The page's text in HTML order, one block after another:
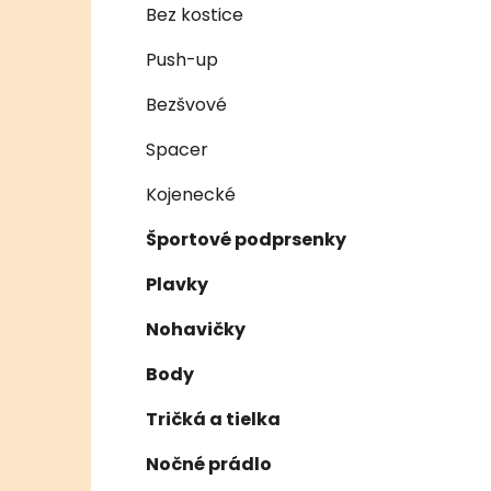
Bez kostice
Push-up
Bezšvové
Spacer
Kojenecké
Športové podprsenky
Plavky
Nohavičky
Body
Tričká a tielka
Nočné prádlo